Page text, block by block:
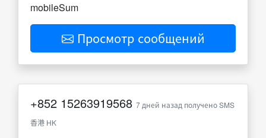
mobileSum
Просмотр сообщений
+852 15263919568 7 дней назад получено SMS
香港 HK